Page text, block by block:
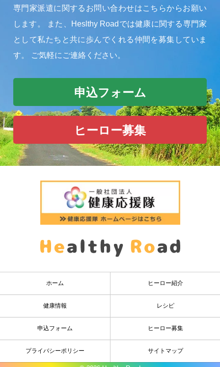
専門家派遣に関するお問い合わせはこちらからお願い
します。
また、Heslthy Roadでは健康に関する専門家
として私たちと共に歩んでくれる仲間を募集していま
す。
ご気軽にご連絡ください。
申込フォーム
ヒーロー募集
ホーム ヒーロー紹介
健康情報 レシピ
申込フォーム ヒーロー募集
プライバシーポリシー サイトマップ